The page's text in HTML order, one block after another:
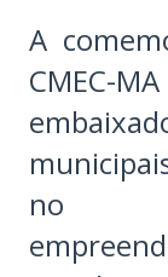
A
CMEC-
no